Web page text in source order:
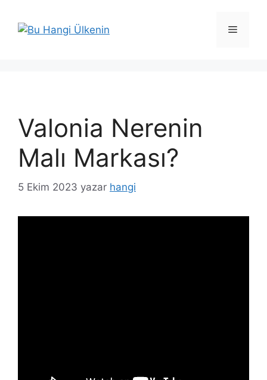
Menü
Valonia Nerenin
Malı Markası?
5 Ekim 2023 yazar hangi